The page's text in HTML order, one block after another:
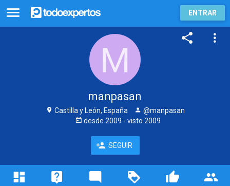
ENTRAR
manpasan
Castilla y León, España
@manpasan
desde 2009 - visto 2009
SEGUIR